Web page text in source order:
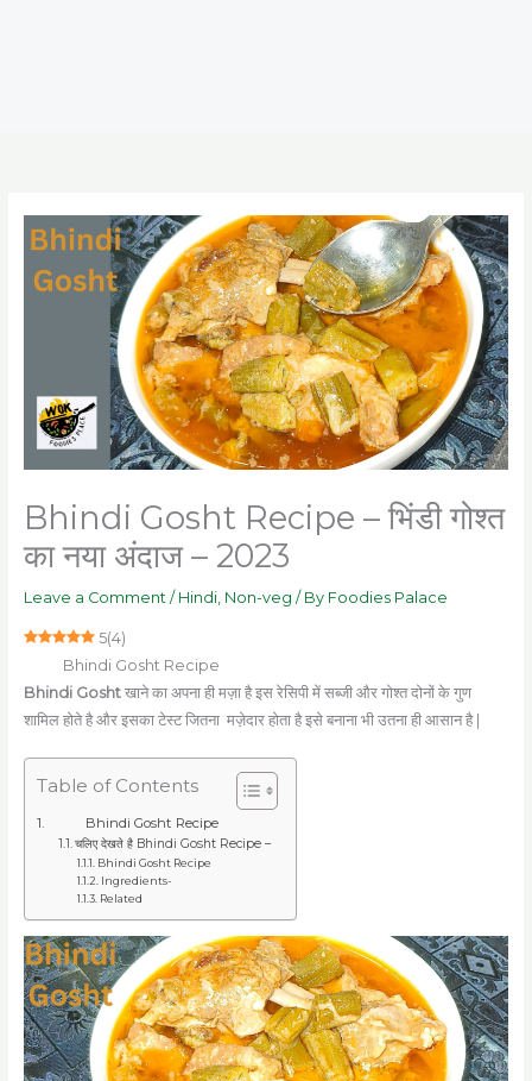
Bhindi Gosht Recipe – भिंडी गोश्त
का नया अंदाज – 2023
Leave a Comment / Hindi, Non-veg / By Foodies Palace
5(4)
Bhindi Gosht Recipe
Bhindi Gosht खाने का अपना ही मज़ा है इस रेसिपी में सब्जी और गोश्त दोनों के गुण
शामिल होते है और इसका टेस्ट जितना मज़ेदार होता है इसे बनाना भी उतना ही आसान है |
Table of Contents
Bhindi Gosht Recipe
चलिए देखते है Bhindi Gosht Recipe –
Bhindi Gosht Recipe
Ingredients-
Related